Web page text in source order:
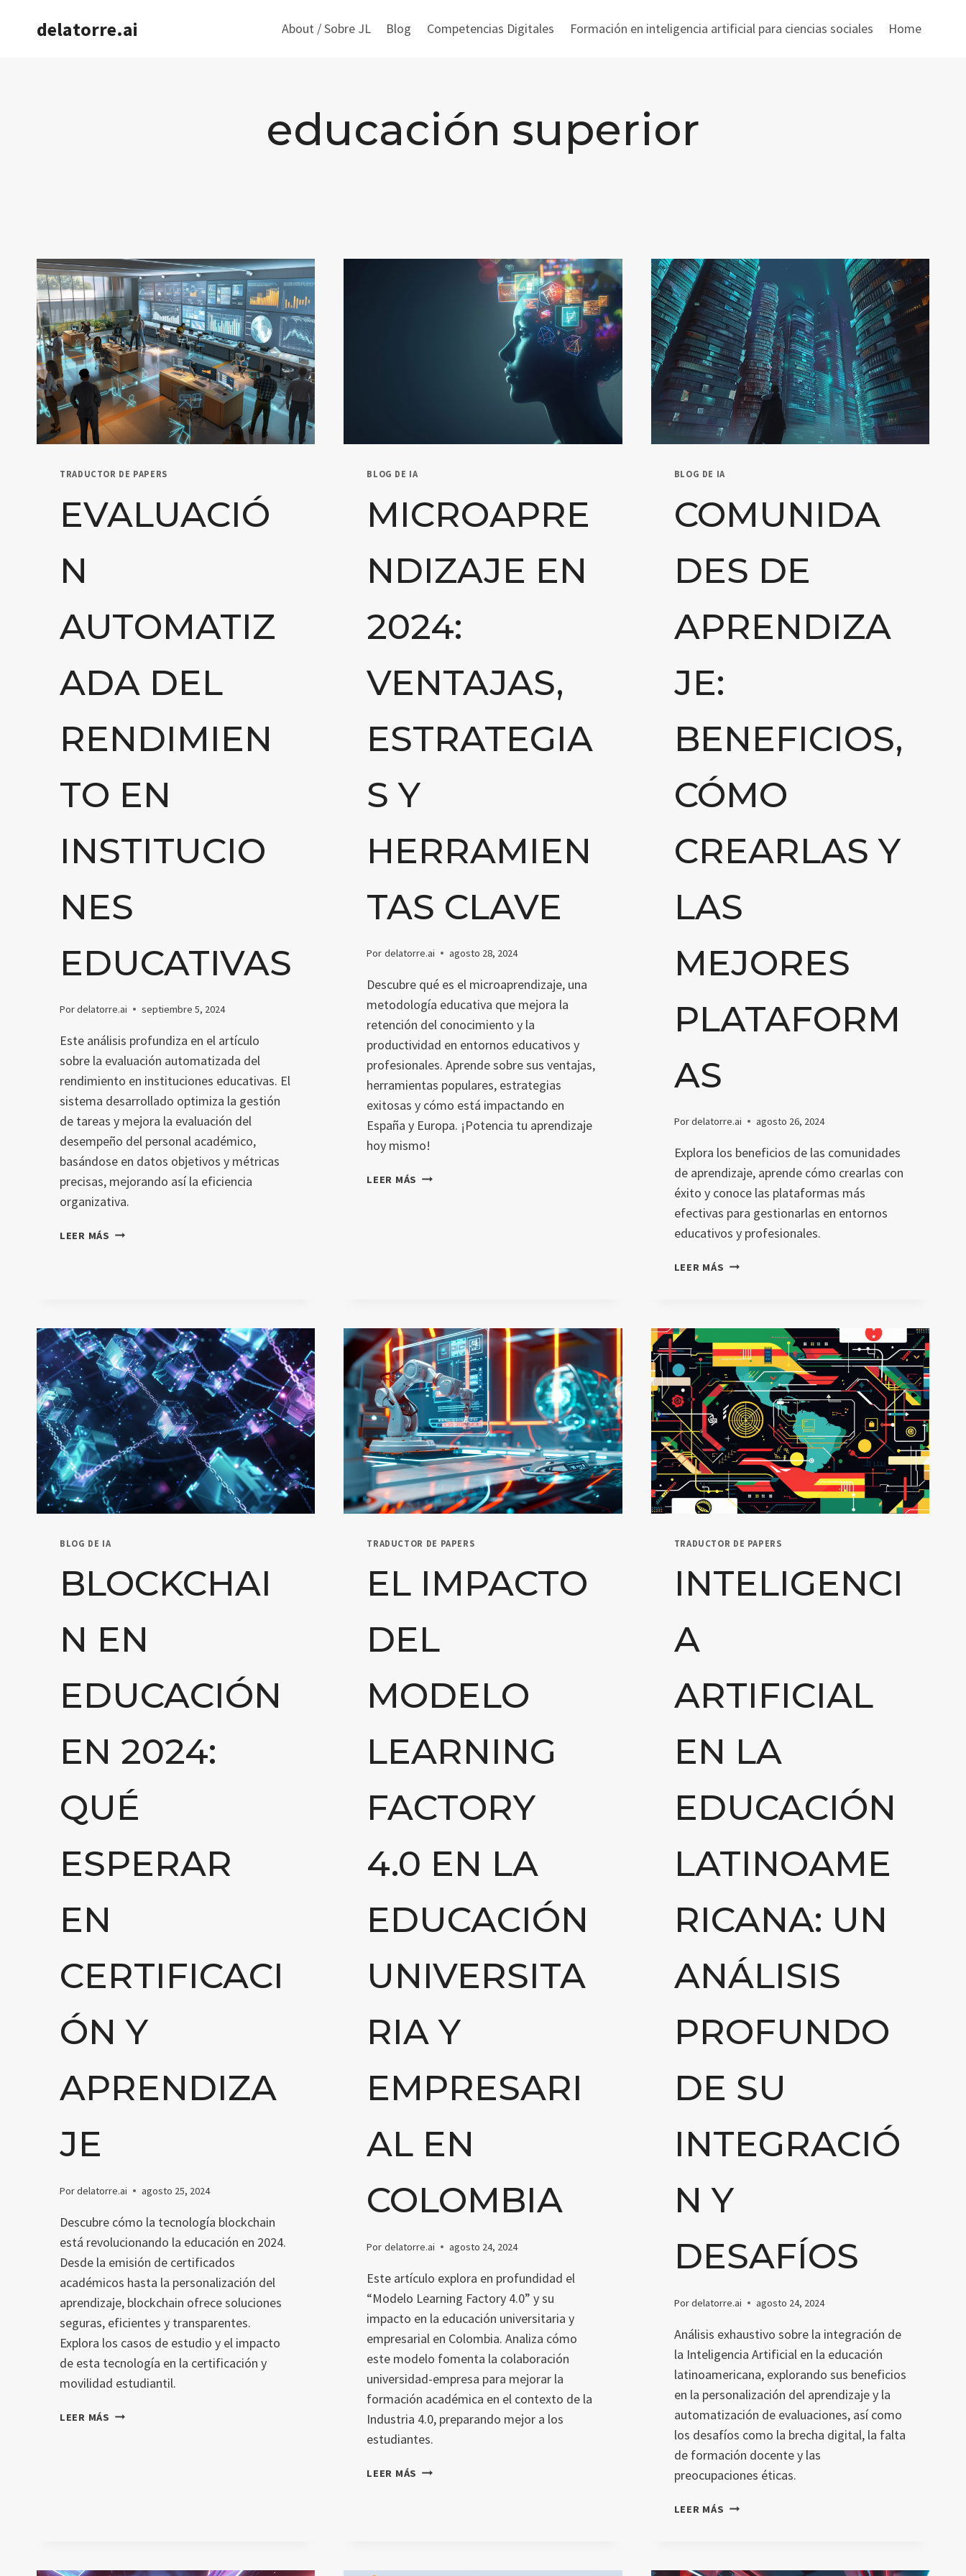
delatorre.ai About / Sobre JL Blog Competencias Digitales Formación en inteligencia artificial para ciencias sociales Home
educación superior
TRADUCTOR DE PAPERS
EVALUACIÓ
N
AUTOMATIZ
ADA DEL
RENDIMIEN
TO EN
INSTITUCIO
NES
EDUCATIVAS
Pordelatorre.ai septiembre 5, 2024
Este análisis profundiza en el artículo
sobre la evaluación automatizada del
rendimiento en instituciones educativas. El
sistema desarrollado optimiza la gestión
de tareas y mejora la evaluación del
desempeño del personal académico,
basándose en datos objetivos y métricas
precisas, mejorando así la eficiencia
organizativa.
LEER MÁS EVALUACIÓN
EDUCATIVAS
BLOG DE IA
MICROAPRE
NDIZAJE EN
2024:
VENTAJAS,
ESTRATEGIA
S Y
HERRAMIEN
TAS CLAVE
Por delatorre.ai agosto 28, 2024
Descubre qué es el microaprendizaje, una
metodología educativa que mejora la
retención del conocimiento y la
productividad en entornos educativos y
profesionales. Aprende sobre sus ventajas,
herramientas populares, estrategias
exitosas y cómo está impactando en
España y Europa. ¡Potencia tu aprendizaje
hoy mismo!
LEER MÁS MICROAPRENDIZAJE
BLOG DE IA
COMUNIDA
DES DE
APRENDIZA
JE:
BENEFICIOS,
CÓMO
CREARLAS Y
LAS
MEJORES
PLATAFORM
AS
Pordelatorre.ai agosto 26, 2024
Explora los beneficios de las comunidades
de aprendizaje, aprende cómo crearlas con
éxito y conoce las plataformas más
efectivas para gestionarlas en entornos
educativos y profesionales.
LEER MÁS COMUNIDADES
CÓMO
CREARLAS
Y
LAS
MEJORES
PLATAFORMAS
BLOG DE IA
BLOCKCHAI
N EN
EDUCACIÓN
EN 2024:
QUÉ
ESPERAR
EN
CERTIFICACI
ÓN Y
APRENDIZA
JE
Pordelatorre.ai agosto 25, 2024
Descubre cómo la tecnología blockchain
está revolucionando la educación en 2024.
Desde la emisión de certificados
académicos hasta la personalización del
aprendizaje, blockchain ofrece soluciones
seguras, eficientes y transparentes.
Explora los casos de estudio y el impacto
de esta tecnología en la certificación y
movilidad estudiantil.
LEER MÁS BLOCKCHAIN
TRADUCTOR DE PAPERS
EL IMPACTO
DEL
MODELO
LEARNING
FACTORY
4.0 EN LA
EDUCACIÓN
UNIVERSITA
RIA Y
EMPRESARI
AL EN
COLOMBIA
Por delatorre.ai agosto 24, 2024
Este artículo explora en profundidad el
“Modelo Learning Factory 4.0” y su
impacto en la educación universitaria y
empresarial en Colombia. Analiza cómo
este modelo fomenta la colaboración
universidad-empresa para mejorar la
formación académica en el contexto de la
Industria 4.0, preparando mejor a los
estudiantes.
LEER MÁS EL
4.0
TRADUCTOR DE PAPERS
INTELIGENCI
A
ARTIFICIAL
EN LA
EDUCACIÓN
LATINOAME
RICANA: UN
ANÁLISIS
PROFUNDO
DE SU
INTEGRACIÓ
N Y
DESAFÍOS
Pordelatorre.ai agosto 24, 2024
Análisis exhaustivo sobre la integración de
la Inteligencia Artificial en la educación
latinoamericana, explorando sus beneficios
en la personalización del aprendizaje y la
automatización de evaluaciones, así como
los desafíos como la brecha digital, la falta
de formación docente y las
preocupaciones éticas.
LEER MÁS INTELIGENCIA
EDUCACIÓN